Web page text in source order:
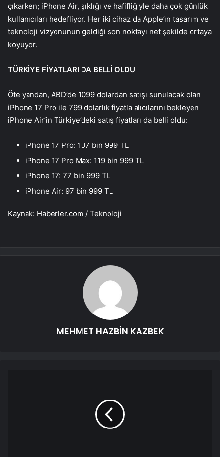
çıkarken; iPhone Air, şıklığı ve hafifliğiyle daha çok günlük
kullanıcıları hedefliyor. Her iki cihaz da Apple’ın tasarım ve
teknoloji vizyonunun geldiği son noktayı net şekilde ortaya
koyuyor.
TÜRKİYE FİYATLARI DA BELLİ OLDU
Öte yandan, ABD’de 1099 dolardan satışı sunulacak olan
iPhone 17 Pro ile 799 dolarlık fiyatla alıcılarını bekleyen
iPhone Air’in Türkiye’deki satış fiyatları da belli oldu:
iPhone 17 Pro: 107 bin 999 TL
iPhone 17 Pro Max: 119 bin 999 TL
iPhone 17: 77 bin 999 TL
iPhone Air: 97 bin 999 TL
Kaynak: Haberler.com / Teknoloji
MEHMET HAZBİN KAZBEK